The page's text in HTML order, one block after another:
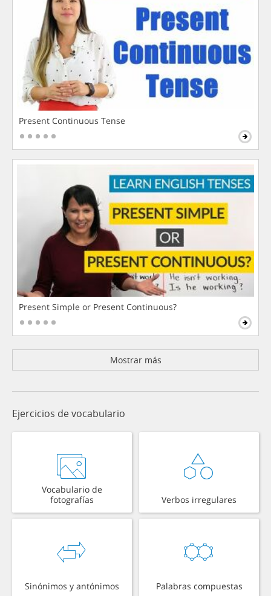
Present Continuous Tense
Present Simple or Present Continuous?
Mostrar más
Ejercicios de vocabulario
Vocabulario de
fotografías
Verbos irregulares
Sinónimos y antónimos Palabras compuestas